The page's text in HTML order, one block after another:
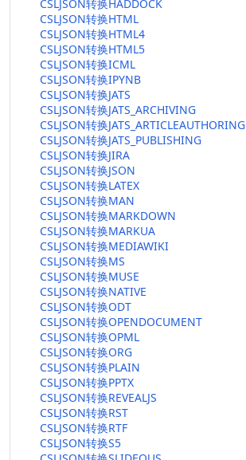
CSLJSON转换HADDOCK
CSLJSON转换HTML
CSLJSON转换HTML4
CSLJSON转换HTML5
CSLJSON转换ICML
CSLJSON转换IPYNB
CSLJSON转换JATS
CSLJSON转换JATS_ARCHIVING
CSLJSON转换JATS_ARTICLEAUTHORING
CSLJSON转换JATS_PUBLISHING
CSLJSON转换JIRA
CSLJSON转换JSON
CSLJSON转换LATEX
CSLJSON转换MAN
CSLJSON转换MARKDOWN
CSLJSON转换MARKUA
CSLJSON转换MEDIAWIKI
CSLJSON转换MS
CSLJSON转换MUSE
CSLJSON转换NATIVE
CSLJSON转换ODT
CSLJSON转换OPENDOCUMENT
CSLJSON转换OPML
CSLJSON转换ORG
CSLJSON转换PLAIN
CSLJSON转换PPTX
CSLJSON转换REVEALJS
CSLJSON转换RST
CSLJSON转换RTF
CSLJSON转换S5